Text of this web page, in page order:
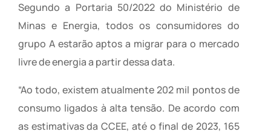
Segundo a Portaria 50/2022 do Ministério de
Minas e Energia, todos os consumidores do
grupo A estarão aptos a migrar para o mercado
livre de energia a partir dessa data.
“Ao todo, existem atualmente 202 mil pontos de
consumo ligados à alta tensão. De acordo com
as estimativas da CCEE, até o final de 2023, 165